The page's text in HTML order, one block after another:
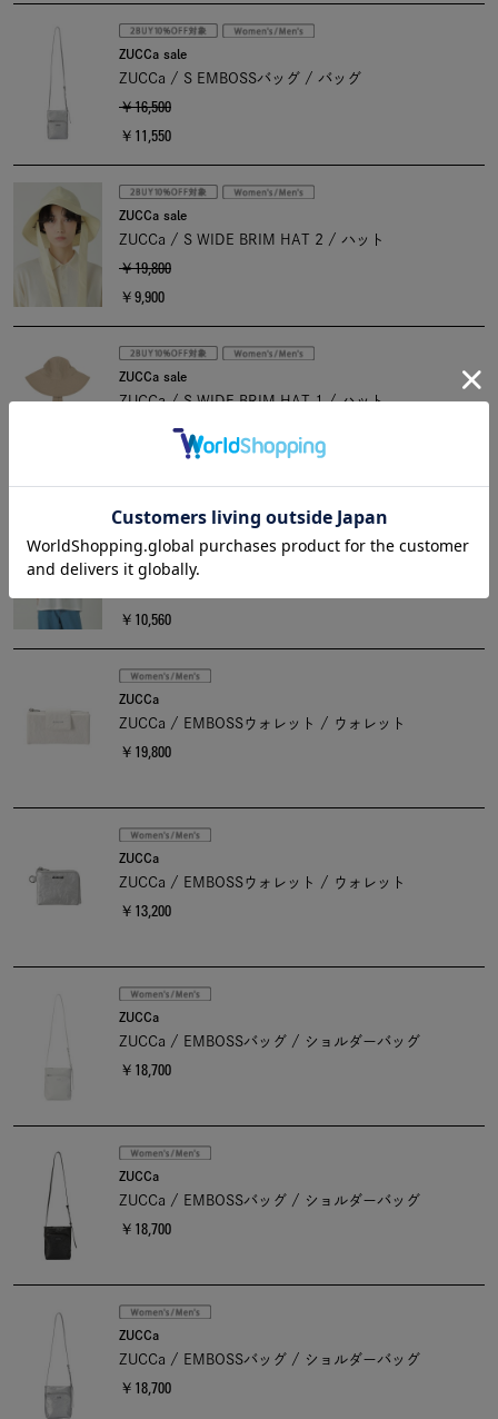
ZUCCa sale
ZUCCa / S EMBOSSバッグ / バッグ
￥16,500
￥11,550
ZUCCa sale
ZUCCa / S WIDE BRIM HAT 2 / ハット
￥19,800
￥9,900
ZUCCa sale
ZUCCa / S WIDE BRIM HAT 1 / ハット
ZUCCa sale
ZUCCa / (O) トリコットジャージィー / Tシャツ
￥10,560
ZUCCa
ZUCCa / EMBOSSウォレット / ウォレット
￥19,800
ZUCCa
ZUCCa / EMBOSSウォレット / ウォレット
￥13,200
ZUCCa
ZUCCa / EMBOSSバッグ / ショルダーバッグ
￥18,700
ZUCCa
ZUCCa / EMBOSSバッグ / ショルダーバッグ
￥18,700
ZUCCa
ZUCCa / EMBOSSバッグ / ショルダーバッグ
￥18,700